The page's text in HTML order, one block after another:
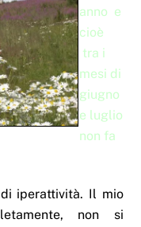
anno e
cioè
tra i
mesi di
giugno
e luglio
non fa
iperattività. Il mio
non si